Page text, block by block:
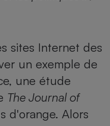
sites Internet des
un exemple de
une étude
The Journal of
d'orange. Alors